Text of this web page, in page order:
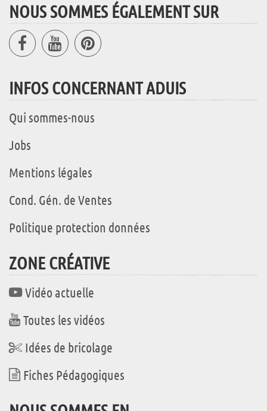
NOUS SOMMES ÉGALEMENT SUR
INFOS CONCERNANT ADUIS
Qui sommes-nous
Jobs
Mentions légales
Cond. Gén. de Ventes
Politique protection données
ZONE CRÉATIVE
Vidéo actuelle
Toutes les vidéos
Idées de bricolage
Fiches Pédagogiques